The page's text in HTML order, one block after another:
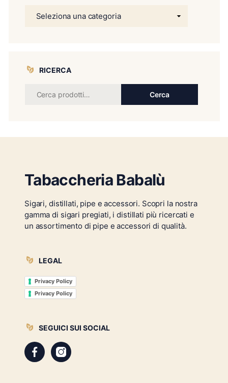
RICERCA
Cerca
Tabaccheria Babalù
Sigari, distillati, pipe e accessori. Scopri la nostra
gamma di sigari pregiati, i distillati più ricercati e
un assortimento di pipe e accessori di qualità.
LEGAL
Privacy Policy
Privacy Policy
SEGUICI SUI SOCIAL